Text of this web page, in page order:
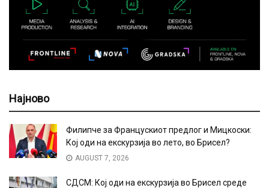
Најново
Филипче за Францускиот предлог и Мицкоски:
Кој оди на екскурзија во лето, во Брисел?
AUGUST 7, 2026
СДСМ: Кој оди на екскурзија во Брисел среде